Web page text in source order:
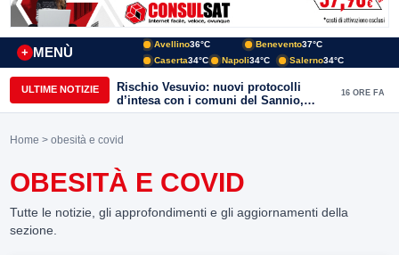
MENÙ
+
Avellino36°C Benevento37°C
Caserta34°C Napoli34°C Salerno34°C
ULTIME NOTIZIE
Rischio Vesuvio: nuovi protocolli
d’intesa con i comuni del Sannio,
firmato il protocollo con Arpaise
16 ORE FA
Home > obesità e covid
OBESITÀ E COVID
Tutte le notizie, gli approfondimenti e gli aggiornamenti della
sezione.